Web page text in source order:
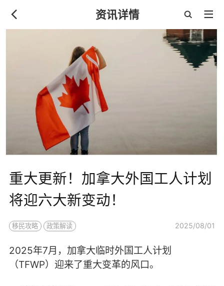
资讯详情
重大更新！加拿大外国工人计划
将迎六大新变动！
移民攻略 政策解读 2025/08/01
2025年7月，加拿大临时外国工人计划
（TFWP）迎来了重大变革的风口。